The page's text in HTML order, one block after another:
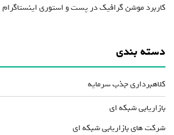
کاربرد موشن گرافیک در پست و استوری اینستاگرام
دسته بندی
کلاهبرداری جذب سرمایه
بازاریابی شبکه ای
شرکت های بازاریابی شبکه ای